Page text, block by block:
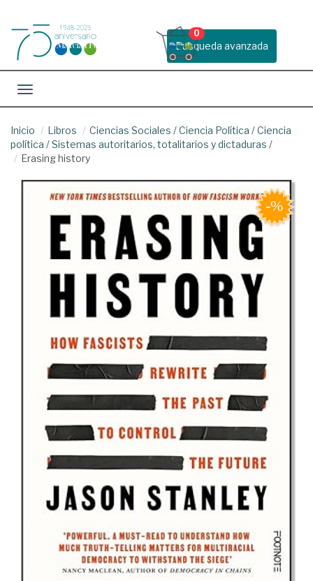
Busqueda avanzada
0
Toggle navigation
Inicio Libros Ciencias Sociales /Ciencia Política /Ciencia
política /Sistemas autoritarios, totalitarios y dictaduras /
Erasing history